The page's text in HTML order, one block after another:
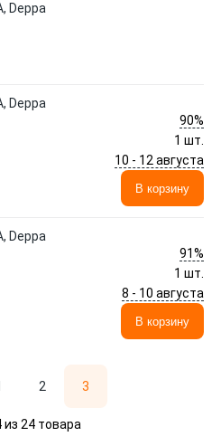
Deppa
Deppa
90%
1 шт.
10 - 12 августа
В корзину
Deppa
91%
1 шт.
8 - 10 августа
В корзину
2 3
из 24 товара